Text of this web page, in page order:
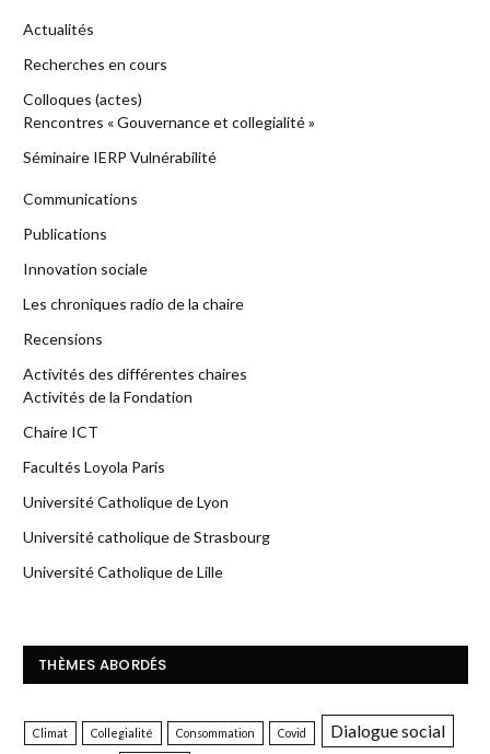
Actualités
Recherches en cours
Colloques (actes)
Rencontres « Gouvernance et collegialité »
Séminaire IERP Vulnérabilité
Communications
Publications
Innovation sociale
Les chroniques radio de la chaire
Recensions
Activités des différentes chaires
Activités de la Fondation
Chaire ICT
Facultés Loyola Paris
Université Catholique de Lyon
Université catholique de Strasbourg
Université Catholique de Lille
THÈMES ABORDÉS
Climat Collegialité Consommation Covid Dialogue social